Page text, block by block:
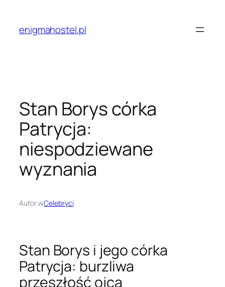
treścienigmahostel.pl
Stan Borys córka
Patrycja:
niespodziewane
wyznania
Autor:wCelebryci
Stan Borys i jego córka
Patrycja: burzliwa
przeszłość ojca